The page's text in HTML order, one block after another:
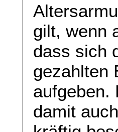
gilt, wenn
dass sich
gezahlten
aufgeben.
damit